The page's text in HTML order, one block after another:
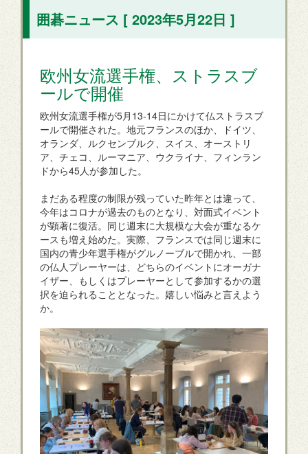
囲碁ニュース [ 2023年5月22日 ]
欧州女流選手権、ストラスブ
ールで開催
欧州女流選手権が5月13-14日にかけて仏ストラスブ
ールで開催された。地元フランスのほか、ドイツ、
オランダ、ルクセンブルク、スイス、オーストリ
ア、チェコ、ルーマニア、ウクライナ、フィンラン
ドから45人が参加した。
まだある程度の制限が残っていた昨年とは違って、
今年はコロナが過去のものとなり、対面式イベント
が顕著に復活。同じ週末に大規模な大会が重なるケ
ースも増え始めた。実際、フランスでは同じ週末に
国内の青少年選手権がグルノーブルで開かれ、一部
の仏人プレーヤーは、どちらのイベントにオーガナ
イザー、もしくはプレーヤーとして参加するかの選
択を迫られることとなった。嬉しい悩みと言えよう
か。